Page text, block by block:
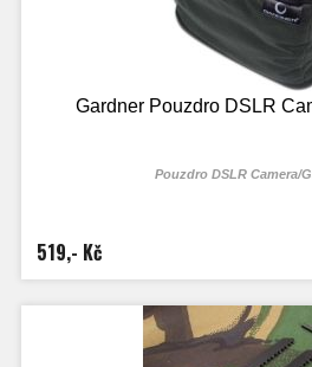
Gardner Pouzdro DSLR
Pouzdro DSLR Camera/
519,- Kč